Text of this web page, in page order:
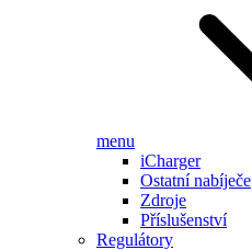
menu
iCharger
Ostatní nabíječe
Zdroje
Příslušenství
Regulátory